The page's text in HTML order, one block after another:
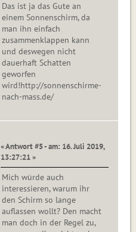
Das ist ja das Gute an
einem Sonnenschirm, da
man ihn einfach
zusammenklappen kann
und deswegen nicht
dauerhaft Schatten
geworfen
wird!http://sonnenschirme-
nach-mass.de/
« Antwort #5 - am: 16. Juli 2019,
13:27:21 »
Mich würde auch
interessieren, warum ihr
den Schirm so lange
auflassen wollt? Den macht
man doch in der Regel zu,